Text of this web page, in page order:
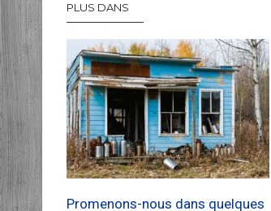
PLUS DANS
Promenons-nous dans quelques